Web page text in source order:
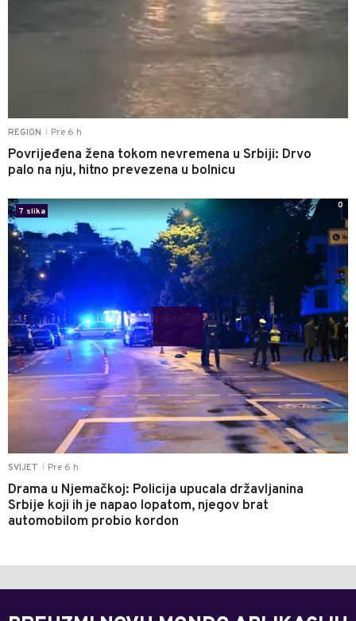
REGION Pre 6 h
Povrijeđena žena tokom nevremena u Srbiji: Drvo
palo na nju, hitno prevezena u bolnicu
SVIJET Pre 6 h
Drama u Njemačkoj: Policija upucala državljanina
Srbije koji ih je napao lopatom, njegov brat
automobilom probio kordon
7 slika
0